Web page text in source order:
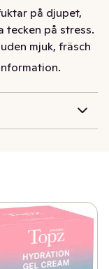
på djupet,
tecken på stress.
mjuk, fräsch
i din dagliga